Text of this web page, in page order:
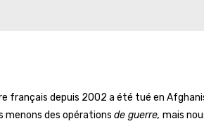
français depuis 2002 a été tué en
menons des opérations de guerre, mais